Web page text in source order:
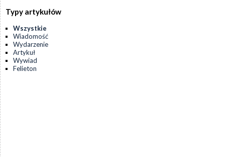
Typy artykułów
Wszystkie
Wiadomość
Wydarzenie
Artykuł
Wywiad
Felieton